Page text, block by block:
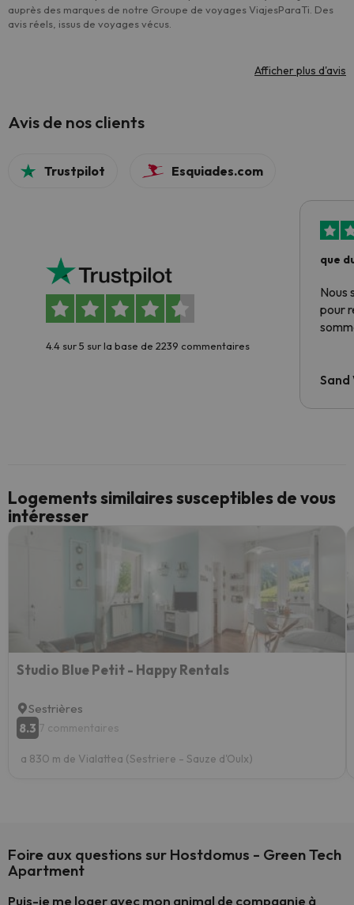
auprès des marques de notre Groupe de voyages ViajesParaTi. Des
avis réels, issus de voyages vécus.
Afficher plus d'avis
Avis de nos clients
Trustpilot Esquiades.com
4.4 sur 5 sur la base de 2239 commentaires
que
Nous
pour
Sand
Logements similaires susceptibles de vous
intéresser
Studio Blue Petit - Happy Rentals
Sestrières
8.3 7 commentaires
a 830 m de Vialattea (Sestriere - Sauze d'Oulx)
Foire aux questions sur Hostdomus - Green Tech
Apartment
Puis-je me loger avec mon animal de compagnie à